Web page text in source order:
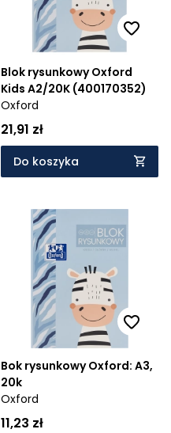
Blok rysunkowy Oxford
Kids A2/20K (400170352)
Oxford
21,91 zł
Do koszyka
Bok rysunkowy Oxford: A3,
20k
Oxford
11,23 zł